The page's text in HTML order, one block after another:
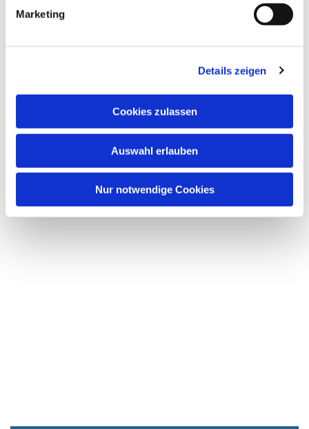
Marketing
Details zeigen
Cookies zulassen
Auswahl erlauben
Nur notwendige Cookies